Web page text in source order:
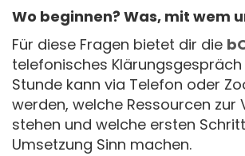
Wo beginnen? Was, mit wem
Für diese Fragen bietet dir die
telefonisches Klärungsgespräch
Stunde kann via Telefon oder
werden, welche Ressourcen zur
stehen und welche ersten
Umsetzung Sinn machen.